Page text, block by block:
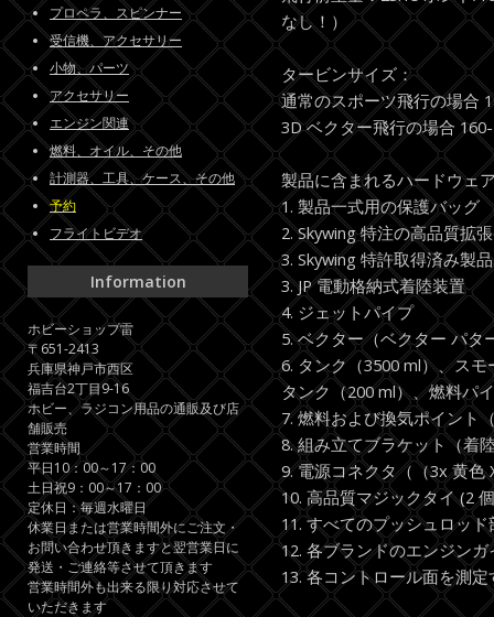
なし！）
タービンサイズ：
通常のスポーツ飛行の場合
3D ベクター飛行の場合
製品に含まれるハードウェ
1. 製品一式用の保護バッグ
2. Skywing 特注の高品質拡
3. Skywing 特許取得済み製
3. JP 電動格納式着陸装置
4. ジェットパイプ
5. ベクター（ベクター パタ
6. タンク（3500 ml）、ス
タンク（200 ml）、燃料パ
7. 燃料および換気ポイント
8. 組み立てブラケット（着
9. 電源コネクタ（（3x 黄色
10. 高品質マジックタイ (2
11. すべてのプッシュロッ
12. 各ブランドのエンジン
13. 各コントロール面を測
プロペラ、スピンナー
受信機、アクセサリー
小物、パーツ
アクセサリー
エンジン関連
燃料、オイル、その他
計測器、工具、ケース、その他
予約
フライトビデオ
Information
ホビーショップ雷
〒651-2413
兵庫県神戸市西区
福吉台2丁目9-16
ホビー、ラジコン用品の通販及び店
舗販売
営業時間
平日10：00～17：00
土日祝9：00～17：00
定休日：毎週水曜日
休業日または営業時間外にご注文・
お問い合わせ頂きますと翌営業日に
発送・ご連絡等させて頂きます
営業時間外も出来る限り対応させて
いただきます